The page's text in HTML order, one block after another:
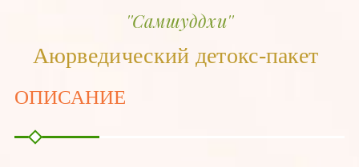
''Самшуддхи''
Аюрведический детокс-пакет
ОПИСАНИЕ